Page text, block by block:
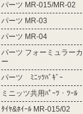
パーツ MR-015/MR-02
パーツ MR-03
パーツ MR-04
パーツ フォーミュラーカ
ー
パーツ ﾐﾆｯﾂﾊﾞｷﾞｰ
ミニッツ共用ﾊﾟｰﾂ・ﾂｰﾙ
ﾀｲﾔ&ﾎｲｰﾙ MR-015/02